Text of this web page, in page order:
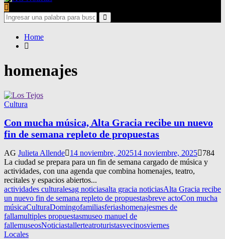
Search
for:
Search
Home
homenajes
Cultura
Con mucha música, Alta Gracia recibe un nuevo
fin de semana repleto de propuestas
AG Julieta Allende 14 noviembre, 202514 noviembre, 2025
784
La ciudad se prepara para un fin de semana cargado de música y
actividades, con una agenda que combina homenajes, teatro,
recitales y espacios abiertos...
actividades culturalesag noticiasalta gracia noticiasAlta Gracia recibe
un nuevo fin de semana repleto de propuestasbreve actoCon mucha
músicaCulturaDomingofamiliasferiashomenajesmes de
fallamultiples propuestasmuseo manuel de
fallemuseosNoticiastallerteatroturistasvecinosviernes
Locales